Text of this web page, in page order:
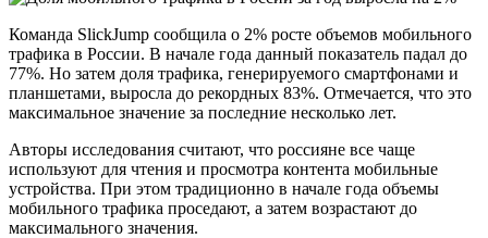
Команда SlickJump сообщила о 2% росте объемов мобильного
трафика в России. В начале года данный показатель падал до
77%. Но затем доля трафика, генерируемого смартфонами и
планшетами, выросла до рекордных 83%. Отмечается, что это
максимальное значение за последние несколько лет.
Авторы исследования считают, что россияне все чаще
используют для чтения и просмотра контента мобильные
устройства. При этом традиционно в начале года объемы
мобильного трафика проседают, а затем возрастают до
максимального значения.